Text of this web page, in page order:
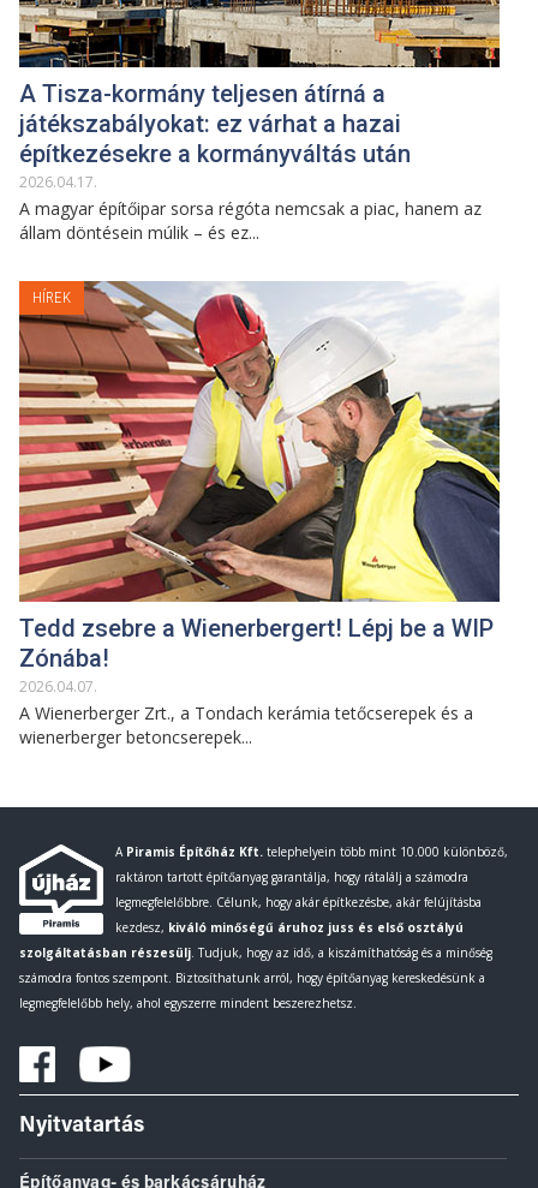
A Tisza-kormány teljesen átírná a
játékszabályokat: ez várhat a hazai
építkezésekre a kormányváltás után
2026.04.17.
A magyar építőipar sorsa régóta nemcsak a piac, hanem az
állam döntésein múlik – és ez...
HÍREK
Tedd zsebre a Wienerbergert! Lépj be a WIP
Zónába!
2026.04.07.
A Wienerberger Zrt., a Tondach kerámia tetőcserepek és a
wienerberger betoncserepek...
A Piramis Építőház Kft. telephelyein több mint 10.000 különböző,
raktáron tartott építőanyag garantálja, hogy rátalálj a számodra
legmegfelelőbbre. Célunk, hogy akár építkezésbe, akár felújításba
kezdesz, kiváló minőségű áruhoz juss és első osztályú
szolgáltatásban részesülj . Tudjuk, hogy az idő, a kiszámíthatóság és a minőség
számodra fontos szempont. Biztosíthatunk arról, hogy építőanyag kereskedésünk a
legmegfelelőbb hely, ahol egyszerre mindent beszerezhetsz.
Nyitvatartás
Építőanyag- és barkácsáruház